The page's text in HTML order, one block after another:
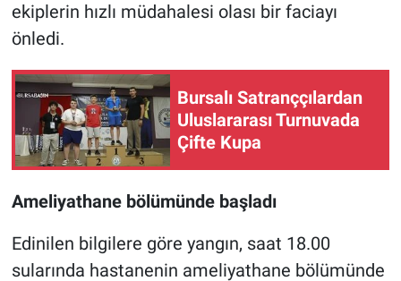
ekiplerin hızlı müdahalesi olası bir faciayı
önledi.
Bursalı Satranççılardan
Uluslararası Turnuvada
Çifte Kupa
Ameliyathane bölümünde başladı
Edinilen bilgilere göre yangın, saat 18.00
sularında hastanenin ameliyathane bölümünde
Nöbetçi Eczaneler